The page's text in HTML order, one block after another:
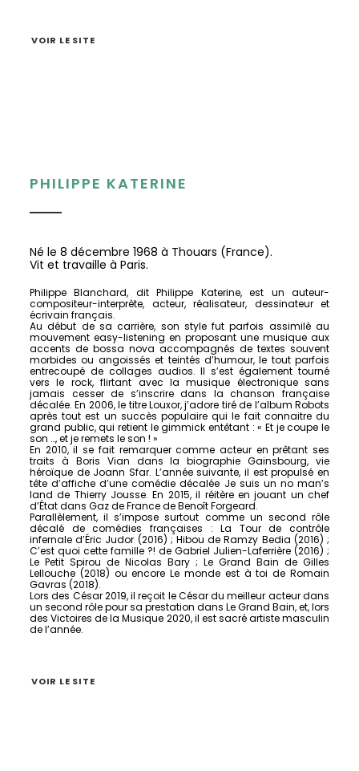
VOIR LE SITE
PHILIPPE KATERINE
Né le 8 décembre 1968 à Thouars (France).
Vit et travaille à Paris.
Philippe Blanchard, dit Philippe Katerine, est un auteur-
compositeur-interprète, acteur, réalisateur, dessinateur et
écrivain français.
Au début de sa carrière, son style fut parfois assimilé au
mouvement easy-listening en proposant une musique aux
accents de bossa nova accompagnés de textes souvent
morbides ou angoissés et teintés d’humour, le tout parfois
entrecoupé de collages audios. Il s’est également tourné
vers le rock, flirtant avec la musique électronique sans
jamais cesser de s’inscrire dans la chanson française
décalée. En 2006, le titre Louxor, j’adore tiré de l’album Robots
après tout est un succès populaire qui le fait connaitre du
grand public, qui retient le gimmick entêtant : « Et je coupe le
son …, et je remets le son ! »
En 2010, il se fait remarquer comme acteur en prêtant ses
traits à Boris Vian dans la biographie Gainsbourg, vie
héroïque de Joann Sfar. L’année suivante, il est propulsé en
tête d’affiche d’une comédie décalée Je suis un no man’s
land de Thierry Jousse. En 2015, il réitère en jouant un chef
d’État dans Gaz de France de Benoît Forgeard.
Parallèlement, il s’impose surtout comme un second rôle
décalé de comédies françaises : La Tour de contrôle
infernale d’Éric Judor (2016) ; Hibou de Ramzy Bedia (2016) ;
C’est quoi cette famille ?! de Gabriel Julien-Laferrière (2016) ;
Le Petit Spirou de Nicolas Bary ; Le Grand Bain de Gilles
Lellouche (2018) ou encore Le monde est à toi de Romain
Gavras (2018).
Lors des César 2019, il reçoit le César du meilleur acteur dans
un second rôle pour sa prestation dans Le Grand Bain, et, lors
des Victoires de la Musique 2020, il est sacré artiste masculin
de l’année.
VOIR LE SITE